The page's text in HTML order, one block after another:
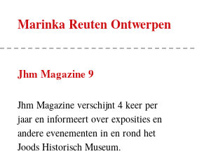
Marinka Reuten Ontwerpen
Jhm Magazine 9
Jhm Magazine verschijnt 4 keer per
jaar en informeert over exposities en
andere evenementen in en rond het
Joods Historisch Museum.